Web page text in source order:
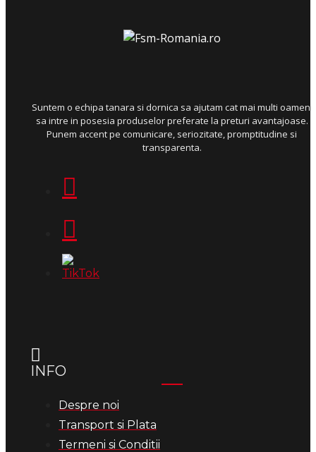
Suntem o echipa tanara si dornica sa ajutam cat mai multi oameni
sa intre in posesia produselor preferate la preturi avantajoase.
Punem accent pe comunicare, seriozitate, promptitudine si
transparenta.
INFO
Despre noi
Transport si Plata
Termeni si Conditii